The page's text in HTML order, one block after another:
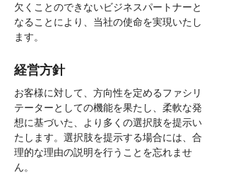
欠くことのできないビジネスパートナーと
なることにより、当社の使命を実現いたし
ます。
​経営方針
お客様に対して、方向性を定めるファシリ
テーターとしての機能を果たし、柔軟な発
想に基づいた、より多くの選択肢を提示い
たします。選択肢を提示する場合には、合
理的な理由の説明を行うことを忘れませ
ん。